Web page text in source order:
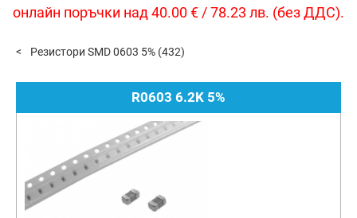
онлайн поръчки над 40.00 € / 78.23 лв. (без ДДС).
Резистори SMD 0603 5% (432)
R0603 6.2K 5%